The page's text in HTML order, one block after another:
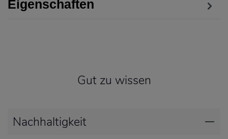
Eigenschaften
Gut zu wissen
Nachhaltigkeit